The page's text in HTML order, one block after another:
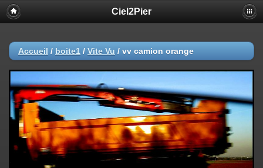
Ciel2Pier
Accueil / boite1 / Vite Vu / vv camion orange